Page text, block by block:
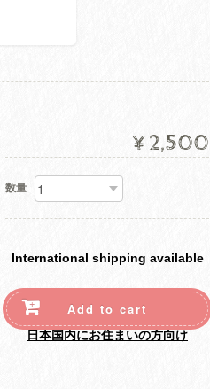
¥2,500
数量
International shipping available
Add to cart
日本国内にお住まいの方向け